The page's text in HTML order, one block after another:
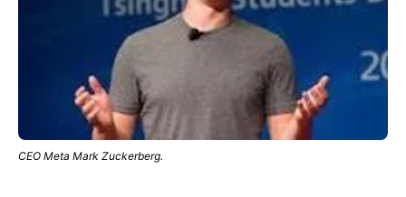
CEO Meta Mark Zuckerberg.